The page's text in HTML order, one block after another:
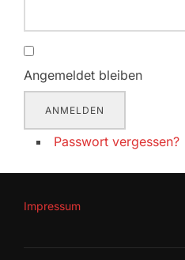
Angemeldet bleiben
ANMELDEN
Passwort vergessen?
Impressum